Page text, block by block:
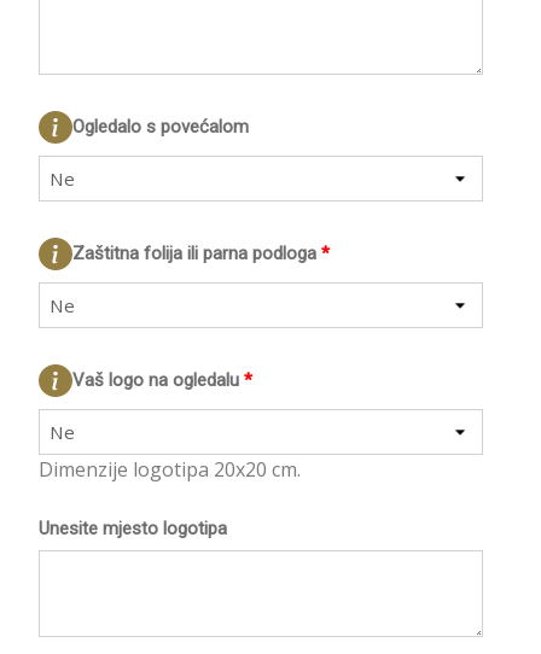
Ogledalo s povećalom
Ne
*
Zaštitna folija ili parna podloga
Ne
*
Vaš logo na ogledalu
Ne
Dimenzije logotipa 20x20 cm.
Unesite mjesto logotipa